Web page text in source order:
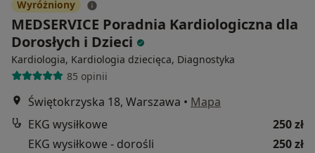
Wyróżniony
MEDSERVICE Poradnia Kardiologiczna dla
Dorosłych i Dzieci
Kardiologia, Kardiologia dziecięca, Diagnostyka
85 opinii
Świętokrzyska 18, Warszawa • Mapa
EKG wysiłkowe
250 zł
EKG wysiłkowe - dorośli
250 zł